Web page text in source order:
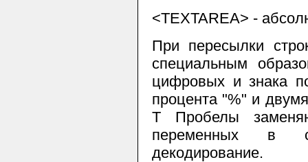
<TEXTAREA> -
При пересылки
специальным
цифровых и знака
процента "%" и
Т Пробелы
переменных в
декодирование.